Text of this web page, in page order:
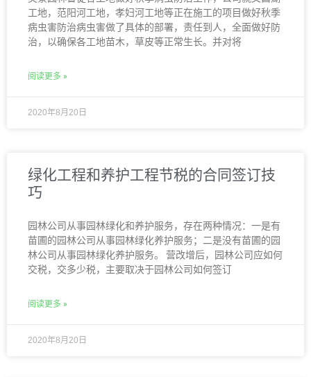
工地，范阳河工地，孝妇河工地等正在施工的项目做好秋季
病虫害防治病虫害做了具体的部署，责任到人，全面做好防
治，以确保各工地苗木，草皮等正常生长。并对将
阅读更多 »
2020年8月20日
绿化工程和养护工程节税的合同签订技
巧
园林公司从事园林绿化和养护服务，存在两种情况：一是有
苗圃的园林公司从事园林绿化养护服务；二是没有苗圃的园
林公司从事园林绿化养护服务。 营改增后，园林公司应如何
交税，交多少税，主要取决于园林公司如何签订
阅读更多 »
2020年8月20日